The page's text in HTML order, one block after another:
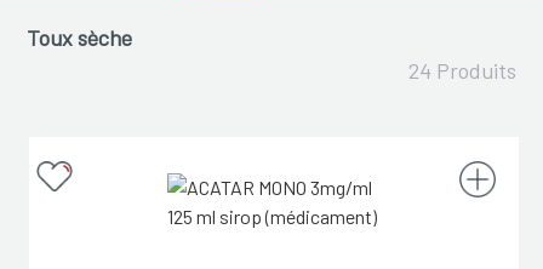
Toux sèche
24 Produits